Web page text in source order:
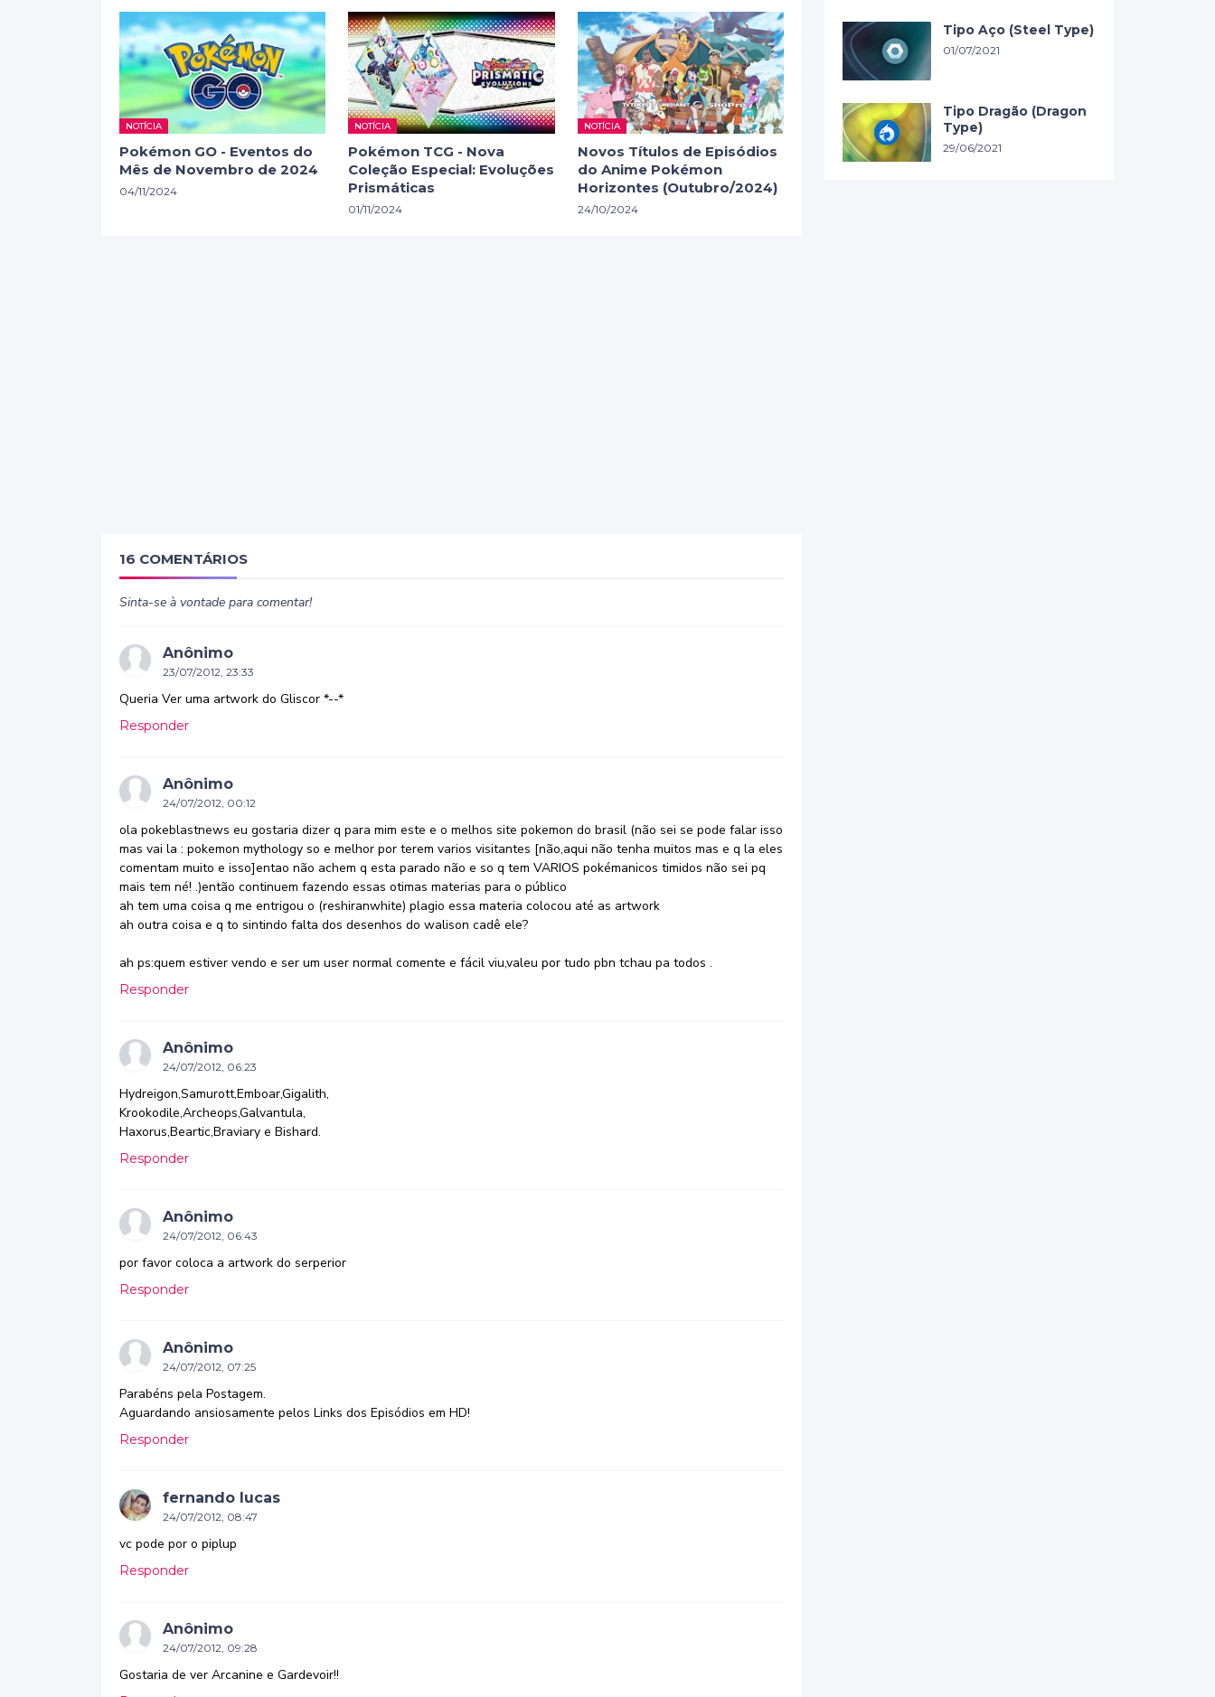
NOTÍCIA
Pokémon GO - Eventos do
Mês de Novembro de 2024
04/11/2024
NOTÍCIA
Pokémon TCG - Nova
Coleção Especial: Evoluções
Prismáticas
01/11/2024
NOTÍCIA
Novos Títulos de Episódios
do Anime Pokémon
Horizontes (Outubro/2024)
24/10/2024
16 COMENTÁRIOS
Sinta-se à vontade para comentar!
Anônimo
23/07/2012, 23:33
Queria Ver uma artwork do Gliscor *--*
Responder
Anônimo
24/07/2012, 00:12
ola pokeblastnews eu gostaria dizer q para mim este e o melhos site pokemon do brasil (não sei se pode falar isso
mas vai la : pokemon mythology so e melhor por terem varios visitantes [não,aqui não tenha muitos mas e q la eles
comentam muito e isso]entao não achem q esta parado não e so q tem VARIOS pokémanicos timidos não sei pq
mais tem né! .)então continuem fazendo essas otimas materias para o público
ah tem uma coisa q me entrigou o (reshiranwhite) plagio essa materia colocou até as artwork
ah outra coisa e q to sintindo falta dos desenhos do walison cadê ele?
ah ps:quem estiver vendo e ser um user normal comente e fácil viu,valeu por tudo pbn tchau pa todos .
Responder
Anônimo
24/07/2012, 06:23
Hydreigon,Samurott,Emboar,Gigalith,
Krookodile,Archeops,Galvantula,
Haxorus,Beartic,Braviary e Bishard.
Responder
Anônimo
24/07/2012, 06:43
por favor coloca a artwork do serperior
Responder
Anônimo
24/07/2012, 07:25
Parabéns pela Postagem.
Aguardando ansiosamente pelos Links dos Episódios em HD!
Responder
fernando lucas
24/07/2012, 08:47
vc pode por o piplup
Responder
Anônimo
24/07/2012, 09:28
Gostaria de ver Arcanine e Gardevoir!!
Tipo Aço (Steel Type)
01/07/2021
Tipo Dragão (Dragon
Type)
29/06/2021